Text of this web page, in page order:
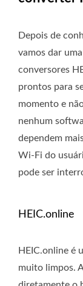
Depois de
vamos dar
conversores
prontos para
momento e
nenhum
dependem
Wi-Fi do
pode ser
HEIC.online
HEIC.online é
muito limpos.